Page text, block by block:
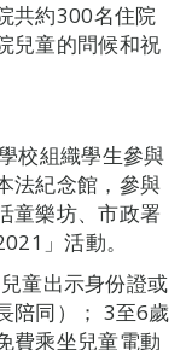
共約300名住院
兒童的問候和祝
校組織學生參與
法紀念館，參與
童樂坊、市政署
」活動。
童出示身份證或
陪同）； 3至6歲
費乘坐兒童電動